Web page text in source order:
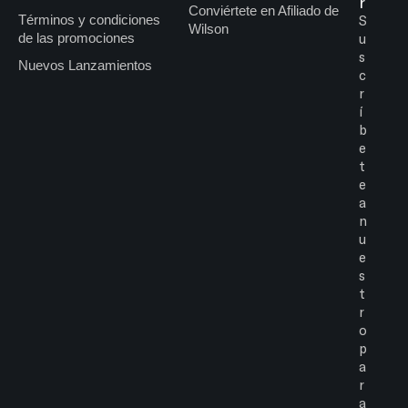
Términos y condiciones
de las promociones
Nuevos Lanzamientos
Conviértete en Afiliado de
Wilson
S
u
s
c
r
í
b
e
t
e
a
n
u
e
s
t
r
o
p
a
r
a